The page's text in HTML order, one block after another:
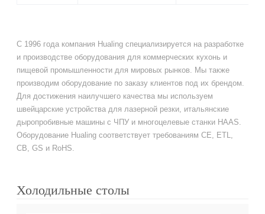
С 1996 года компания Hualing специализируется на разработке
и производстве оборудования для коммерческих кухонь и
пищевой промышленности для мировых рынков. Мы также
производим оборудование по заказу клиентов под их брендом.
Для достижения наилучшего качества мы используем
швейцарские устройства для лазерной резки, итальянские
дыропробивные машины с ЧПУ и многоцелевые станки HAAS.
Оборудование Hualing соответствует требованиям CE, ETL,
CB, GS и RoHS.
Холодильные столы